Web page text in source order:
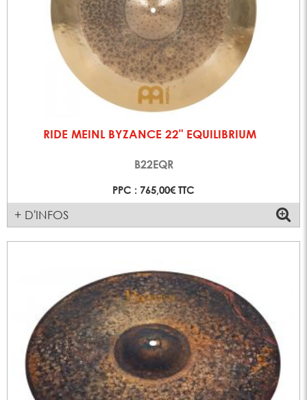
RIDE MEINL BYZANCE 22" EQUILIBRIUM
B22EQR
PPC : 765,00€ TTC
+ D'INFOS